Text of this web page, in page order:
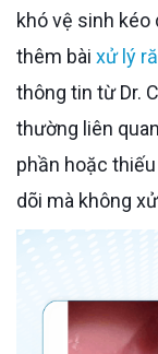
khó vệ sinh kéo
thêm bài xử lý
thông tin từ Dr.
thường liên
phần hoặc
dõi mà không